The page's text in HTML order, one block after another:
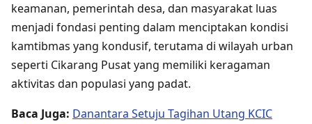
keamanan, pemerintah desa, dan masyarakat luas
menjadi fondasi penting dalam menciptakan kondisi
kamtibmas yang kondusif, terutama di wilayah urban
seperti Cikarang Pusat yang memiliki keragaman
aktivitas dan populasi yang padat.
Baca Juga: Danantara Setuju Tagihan Utang KCIC